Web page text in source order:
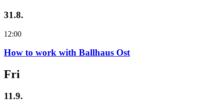
31.8.
12:00
How to work with Ballhaus Ost
Fri
11.9.